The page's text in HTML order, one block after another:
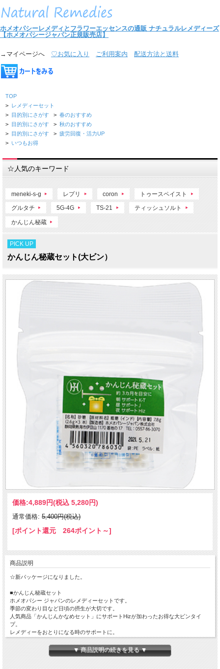
ホメオパシーレメディとフラワーエッセンスの通販 ナチュラルレメディーズ
【ホメオパシージャパン正規販売店】
→マイページへ ♡お気に入り ご利用案内 配送方法と送料
TOP
> レメディーセット
> 目的別にさがす > 春のおすすめ
> 目的別にさがす > 秋のおすすめ
> 目的別にさがす > 疲労回復・活力UP
> いつもお得
☆人気のキーワード
meneki-s-g レプリ coron トゥースペイスト
グルタチ 5G-4G TS-21 ティッシュソルト
かんじん秘蔵
PICK UP
かんじん秘蔵セット(大ビン）
価格:4,889円(税込 5,280円)
通常価格: 5,400円(税込)
[ポイント還元 264ポイント～]
商品説明
☆新パッケージになりました。
■かんじん秘蔵セット
ホメオパシー ジャパンのレメディーセットです。
季節の変わり目など日頃の摂生が大切です。
人気商品「かんじんかなめセット」にサポートHizが加わったお得な大ビンタイ
プ。
レメディーをおとりになる時のサポートに。
・サポートK-T（大） ・・・ Chel、Hydr、Card-m、Chol、Sul-ac 他
・サポートJ（大） ・・・ Berb-v、Solid、Benz-ac 他
・サポートHiz（大） ・・・ Cean、Anthr 他
▼ 商品説明の続きを見る ▼